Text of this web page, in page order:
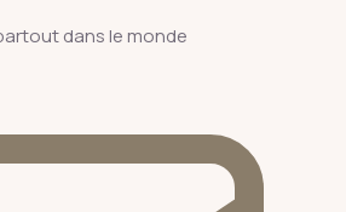
dans le monde